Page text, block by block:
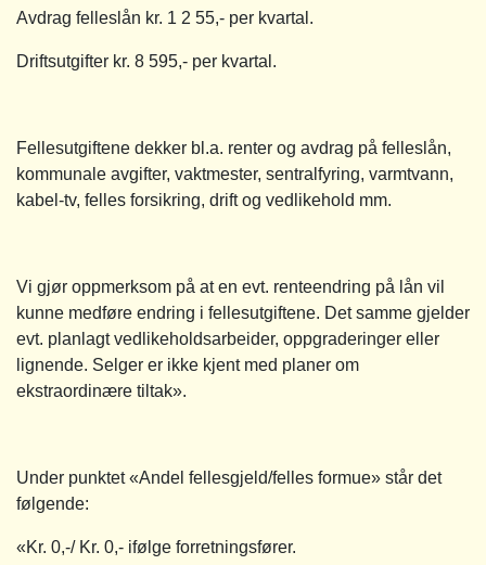
Avdrag felleslån kr. 1 2 55,- per kvartal.
Driftsutgifter kr. 8 595,- per kvartal.
Fellesutgiftene dekker bl.a. renter og avdrag på felleslån,
kommunale avgifter, vaktmester, sentralfyring, varmtvann,
kabel-tv, felles forsikring, drift og vedlikehold mm.
Vi gjør oppmerksom på at en evt. renteendring på lån vil
kunne medføre endring i fellesutgiftene. Det samme gjelder
evt. planlagt vedlikeholdsarbeider, oppgraderinger eller
lignende. Selger er ikke kjent med planer om
ekstraordinære tiltak».
Under punktet «Andel fellesgjeld/felles formue» står det
følgende:
«Kr. 0,-/ Kr. 0,- ifølge forretningsfører.